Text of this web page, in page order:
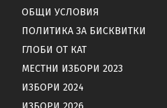
ОБЩИ УСЛОВИЯ
ПОЛИТИКА ЗА БИСКВИТКИ
ГЛОБИ ОТ КАТ
МЕСТНИ ИЗБОРИ 2023
ИЗБОРИ 2024